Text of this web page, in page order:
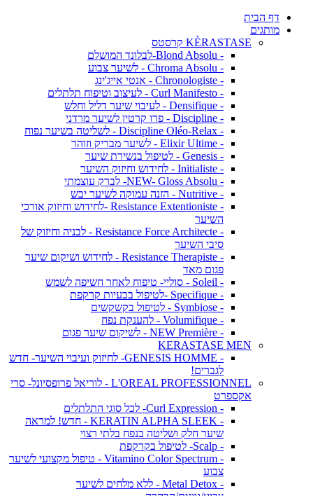
דף הבית
מותגים
KÈRASTASE קרסטס
- Blond Absolu-לבלונד המושלם
- Chroma Absolu - לשיער צבוע
- Chronologiste - אנטי אייג'ינג
- Curl Manifesto - לעיצוב וטיפוח תלתלים
- Densifique - לעיבוי שיער דליל וחלש
- Discipline - פרו קרטין לשיער מרדני
- Discipline Oléo-Relax - לשליטה בשיער נפוח
- Elixir Ultime - לשיער מבריק וזוהר
- Genesis - לטיפול בנשירת שיער
- Initialiste - לחידוש וחיזוק השיער
- NEW- Gloss Absolu- לברק עוצמתי
- Nutritive - הזנה עמוקה לשיער יבש
- Resistance Extentioniste -לחידוש וחיזוק אורכי
השיער
- Resistance Force Architecte - לבניה וחיזוק של
סיבי השיער
- Resistance Therapiste - לחידוש ושיקום שיער
פגום מאד
- Soleil - סוליי- טיפוח לאחר חשיפה לשמש
- Specifique -לטיפול בבעיות קרקפת
- Symbiose - לטיפול בקשקשים
- Volumifique - להענקת נפח
- NEW Première - לשיקום שיער פגום
KERASTASE MEN
- GENESIS HOMME- לחיזוק ועיבוי השיער- חדש
לגברים!
L'OREAL PROFESSIONNEL - לוריאל פרופסיונל- סרי
אקספרט
- Curl Expression- לכל סוגי התלתלים
- KERATIN ALPHA SLEEK - חדש! למראה
שיער חלק ושליטה בנפח בלתי רצוי
- Scalp- לטיפול בקרקפת
- Vitamino Color Spectrum - טיפול מקצועי לשיער
צבוע
- Metal Detox - ללא מלחים לשיער